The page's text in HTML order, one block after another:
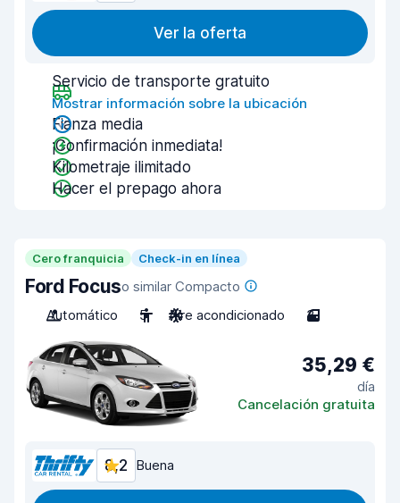
Ver la oferta
Servicio de transporte gratuito
Mostrar información sobre la ubicación
Fianza media
¡Confirmación inmediata!
Kilometraje ilimitado
Hacer el prepago ahora
Cero franquicia Check-in en línea
Ford Focuso similar Compacto
Automático
5 Aire acondicionado 3
35,29 €
día
Cancelación gratuita
8,2 Buena